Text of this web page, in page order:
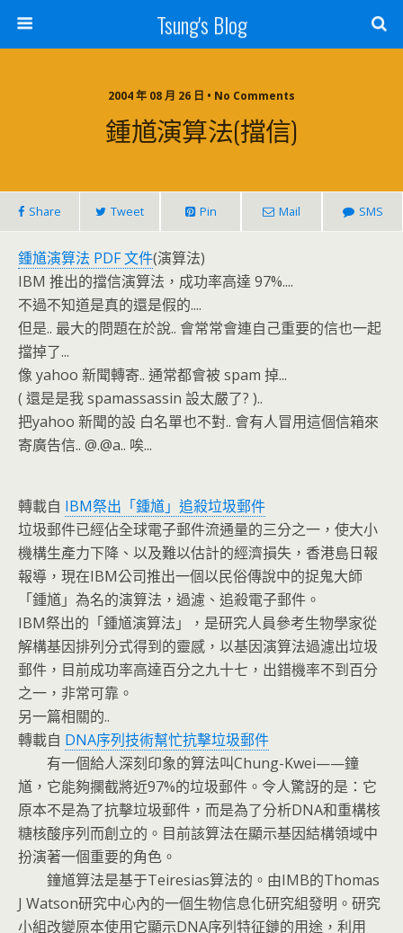
Tsung's Blog
2004 年 08 月 26 日 • No Comments
鍾馗演算法(擋信)
Share Tweet Pin Mail SMS
鍾馗演算法 PDF 文件(演算法)
IBM 推出的擋信演算法，成功率高達 97%....
不過不知道是真的還是假的....
但是.. 最大的問題在於說.. 會常常會連自己重要的信也一起
擋掉了...
像 yahoo 新聞轉寄.. 通常都會被 spam 掉...
( 還是是我 spamassassin 設太嚴了? )..
把yahoo 新聞的設 白名單也不對.. 會有人冒用這個信箱來
寄廣告信.. @.@a.. 唉...
轉載自 IBM祭出「鍾馗」追殺垃圾郵件
垃圾郵件已經佔全球電子郵件流通量的三分之一，使大小
機構生產力下降、以及難以估計的經濟損失，香港島日報
報導，現在IBM公司推出一個以民俗傳說中的捉鬼大師
「鍾馗」為名的演算法，過濾、追殺電子郵件。
IBM祭出的「鍾馗演算法」，是研究人員參考生物學家從
解構基因排列分式得到的靈感，以基因演算法過濾出垃圾
郵件，目前成功率高達百分之九十七，出錯機率不到百分
之一，非常可靠。
另一篇相關的..
轉載自 DNA序列技術幫忙抗擊垃圾郵件
有一個給人深刻印象的算法叫Chung-Kwei——鐘
馗，它能夠攔截將近97%的垃圾郵件。令人驚訝的是：它
原本不是為了抗擊垃圾郵件，而是為了分析DNA和重構核
糖核酸序列而創立的。目前該算法在顯示基因結構領域中
扮演著一個重要的角色。
鐘馗算法是基于Teiresias算法的。由IMB的Thomas
J Watson研究中心內的一個生物信息化研究組發明。研究
小組改變原本使用它顯示DNA序列特征鏈的用途，利用